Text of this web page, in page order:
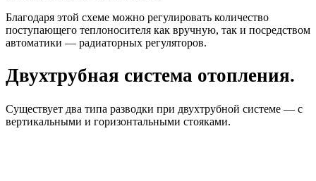
Благодаря этой схеме можно регулировать количество
поступающего теплоносителя как вручную, так и посредством
автоматики — радиаторных регуляторов.
Двухтрубная система отопления.
Существует два типа разводки при двухтрубной системе — с
вертикальными и горизонтальными стояками.